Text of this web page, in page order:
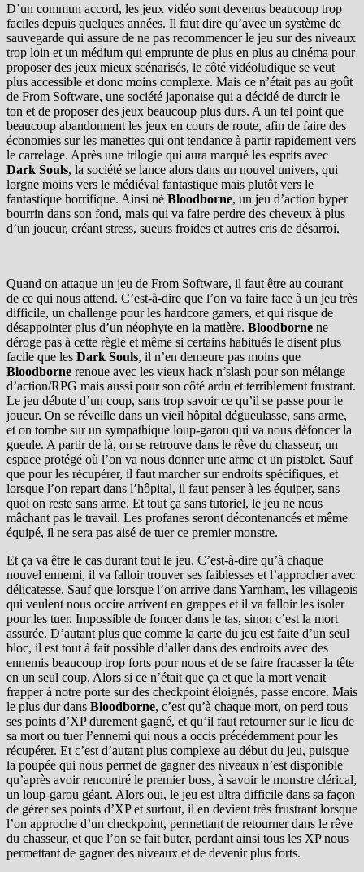
D’un commun accord, les jeux vidéo sont devenus beaucoup trop
faciles depuis quelques années. Il faut dire qu’avec un système de
sauvegarde qui assure de ne pas recommencer le jeu sur des niveaux
trop loin et un médium qui emprunte de plus en plus au cinéma pour
proposer des jeux mieux scénarisés, le côté vidéoludique se veut
plus accessible et donc moins complexe. Mais ce n’était pas au goût
de From Software, une société japonaise qui a décidé de durcir le
ton et de proposer des jeux beaucoup plus durs. A un tel point que
beaucoup abandonnent les jeux en cours de route, afin de faire des
économies sur les manettes qui ont tendance à partir rapidement vers
le carrelage. Après une trilogie qui aura marqué les esprits avec
Dark Souls, la société se lance alors dans un nouvel univers, qui
lorgne moins vers le médiéval fantastique mais plutôt vers le
fantastique horrifique. Ainsi né Bloodborne, un jeu d’action hyper
bourrin dans son fond, mais qui va faire perdre des cheveux à plus
d’un joueur, créant stress, sueurs froides et autres cris de désarroi.
Quand on attaque un jeu de From Software, il faut être au courant
de ce qui nous attend. C’est-à-dire que l’on va faire face à un jeu très
difficile, un challenge pour les hardcore gamers, et qui risque de
désappointer plus d’un néophyte en la matière. Bloodborne ne
déroge pas à cette règle et même si certains habitués le disent plus
facile que les Dark Souls, il n’en demeure pas moins que
Bloodborne renoue avec les vieux hack n’slash pour son mélange
d’action/RPG mais aussi pour son côté ardu et terriblement frustrant.
Le jeu débute d’un coup, sans trop savoir ce qu’il se passe pour le
joueur. On se réveille dans un vieil hôpital dégueulasse, sans arme,
et on tombe sur un sympathique loup-garou qui va nous défoncer la
gueule. A partir de là, on se retrouve dans le rêve du chasseur, un
espace protégé où l’on va nous donner une arme et un pistolet. Sauf
que pour les récupérer, il faut marcher sur endroits spécifiques, et
lorsque l’on repart dans l’hôpital, il faut penser à les équiper, sans
quoi on reste sans arme. Et tout ça sans tutoriel, le jeu ne nous
mâchant pas le travail. Les profanes seront décontenancés et même
équipé, il ne sera pas aisé de tuer ce premier monstre.
Et ça va être le cas durant tout le jeu. C’est-à-dire qu’à chaque
nouvel ennemi, il va falloir trouver ses faiblesses et l’approcher avec
délicatesse. Sauf que lorsque l’on arrive dans Yarnham, les villageois
qui veulent nous occire arrivent en grappes et il va falloir les isoler
pour les tuer. Impossible de foncer dans le tas, sinon c’est la mort
assurée. D’autant plus que comme la carte du jeu est faite d’un seul
bloc, il est tout à fait possible d’aller dans des endroits avec des
ennemis beaucoup trop forts pour nous et de se faire fracasser la tête
en un seul coup. Alors si ce n’était que ça et que la mort venait
frapper à notre porte sur des checkpoint éloignés, passe encore. Mais
le plus dur dans Bloodborne, c’est qu’à chaque mort, on perd tous
ses points d’XP durement gagné, et qu’il faut retourner sur le lieu de
sa mort ou tuer l’ennemi qui nous a occis précédemment pour les
récupérer. Et c’est d’autant plus complexe au début du jeu, puisque
la poupée qui nous permet de gagner des niveaux n’est disponible
qu’après avoir rencontré le premier boss, à savoir le monstre clérical,
un loup-garou géant. Alors oui, le jeu est ultra difficile dans sa façon
de gérer ses points d’XP et surtout, il en devient très frustrant lorsque
l’on approche d’un checkpoint, permettant de retourner dans le rêve
du chasseur, et que l’on se fait buter, perdant ainsi tous les XP nous
permettant de gagner des niveaux et de devenir plus forts.